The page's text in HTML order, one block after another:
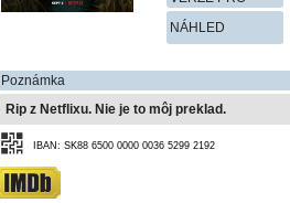
NÁHLED
Poznámka
Rip z Netflixu. Nie je to môj preklad.
IBAN: SK88 6500 0000 0036 5299 2192